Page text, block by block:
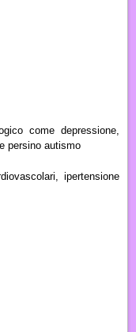
come depressione,
persino autismo
ipertensione